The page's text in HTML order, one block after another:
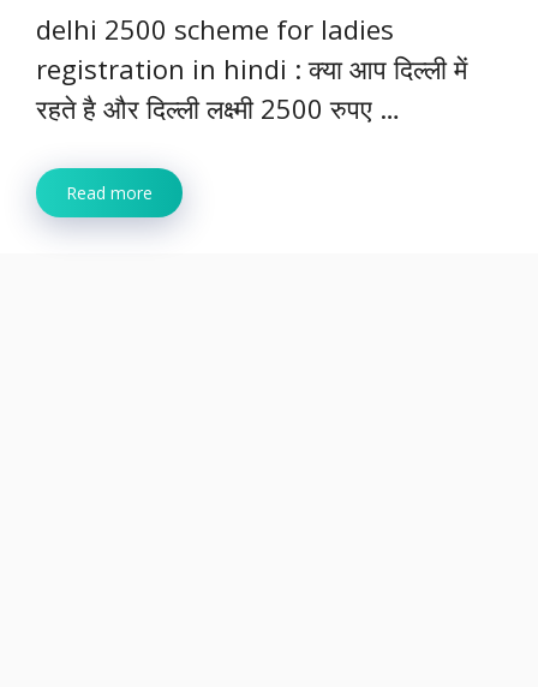
delhi 2500 scheme for ladies
registration in hindi : क्या आप दिल्ली में
रहते है और दिल्ली लक्ष्मी 2500 रुपए …
Read more